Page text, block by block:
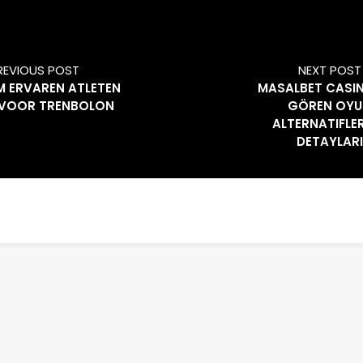
POST
ERVAREN ATLETEN
TRENBOLON
NEXT POST
MASALBET
GÖREN
DETAYLARI